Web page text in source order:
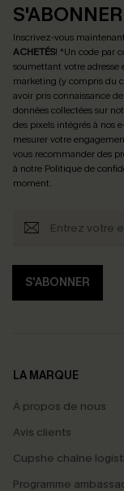
Inscrivez-vous
ACHETÉS! *Un code par
soumettant votre adresse
marketing (y compris du
avoir pris connaissance
données collectées sur
des pixels intégrés à nos
mesurer votre
vous recommander des
à notre Politique de
moment.
S'ABONNER
LA MARQUE
À propos de nous
Avis clients
Cupshe chaîne
Programme